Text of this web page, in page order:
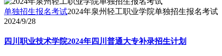
单独招生报名考试2024年泉州轻工职业学院单独招生报名考试
2024/9/28
四川职业技术学院2024年四川普通大专补录招生计划